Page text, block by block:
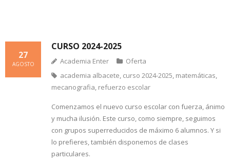
CURSO 2024-2025
27
AGOSTO Academia Enter
Oferta
academia albacete, curso 2024-2025, matemáticas,
mecanografia, refuerzo escolar
Comenzamos el nuevo curso escolar con fuerza, ánimo
y mucha ilusión. Este curso, como siempre, seguimos
con grupos superreducidos de máximo 6 alumnos. Y si
lo prefieres, también disponemos de clases
particulares.